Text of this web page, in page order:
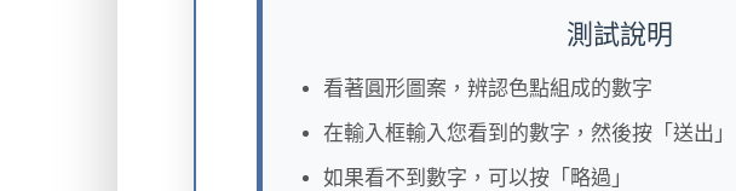
測試說明
看著圓形圖案，辨認色點組成的數字
在輸入框輸入您看到的數字，然後按「送出」
如果看不到數字，可以按「略過」